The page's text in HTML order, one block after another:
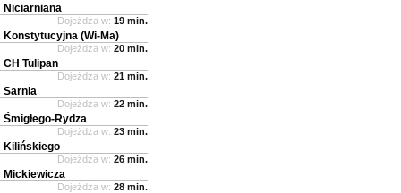
Niciarniana
Dojeżdża w: 19 min.
Konstytucyjna (Wi-Ma)
Dojeżdża w: 20 min.
CH Tulipan
Dojeżdża w: 21 min.
Sarnia
Dojeżdża w: 22 min.
Śmigłego-Rydza
Dojeżdża w: 23 min.
Kilińskiego
Dojeżdża w: 26 min.
Mickiewicza
Dojeżdża w: 28 min.